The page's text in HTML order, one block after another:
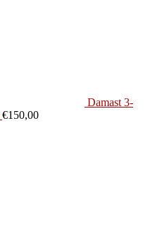
Damast 3-
€150,00